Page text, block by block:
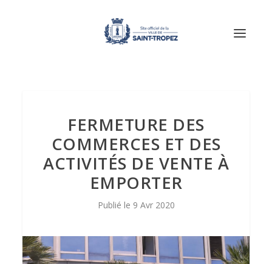
FERMETURE DES
COMMERCES ET DES
ACTIVITÉS DE VENTE À
EMPORTER
9 Avr 2020